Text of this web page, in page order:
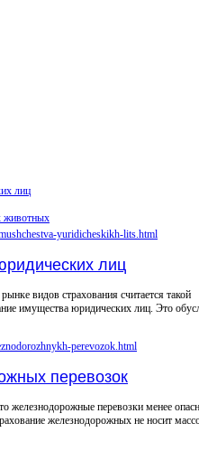
лиц
животных
лиц
видов страхования считается такой
имущества юридических лиц. Это
перевозок
железнодорожные перевозки менее
железнодорожных не носит